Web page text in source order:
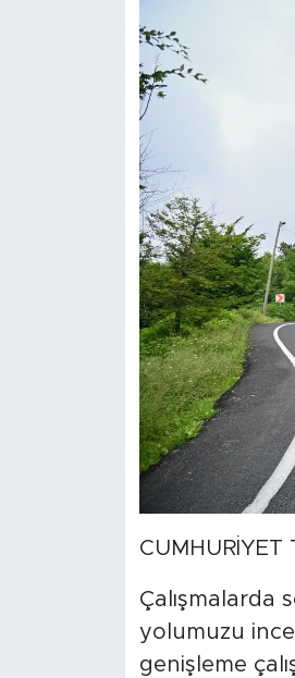
CUMHURİYET
Çalışmalarda
yolumuzu
genişleme